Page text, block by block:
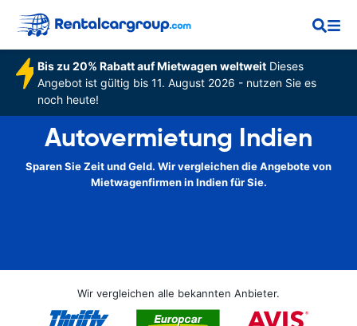
Bis zu 20% Rabatt auf Mietwagen weltweitDieses
Angebot ist gültig bis 11. August 2026 - nutzen Sie es
noch heute!
Autovermietung Indien
Sparen Sie Zeit und Geld. Wir vergleichen die Angebote von
Mietwagenfirmen in Indien für Sie.
Wir vergleichen alle bekannten Anbieter.